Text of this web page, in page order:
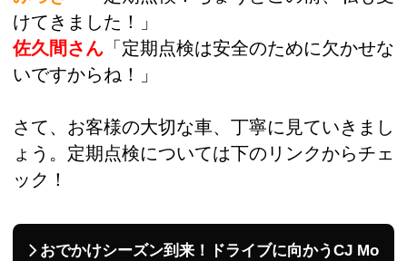
けてきました！」
佐久間さん 「定期点検は安全のために欠かせな
いですからね！」
さて、お客様の大切な車、丁寧に見ていきまし
ょう。定期点検については下のリンクからチェ
ック！
おでかけシーズン到来！ドライブに向かうCJ Mo